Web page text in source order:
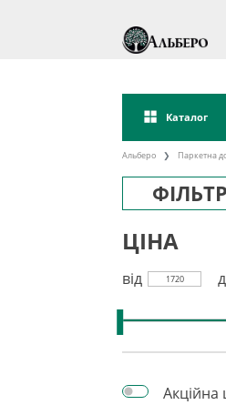
Каталог
Альберо Паркетна
ЦІНА
від 1720
Акційна
Україна